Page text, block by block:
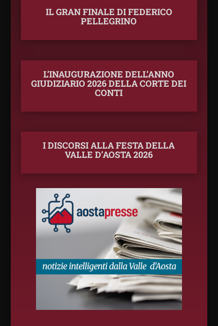
IL GRAN FINALE DI FEDERICO
PELLEGRINO
L’INAUGURAZIONE DELL’ANNO
GIUDIZIARIO 2026 DELLA CORTE DEI
CONTI
I DISCORSI ALLA FESTA DELLA
VALLE D’AOSTA 2026